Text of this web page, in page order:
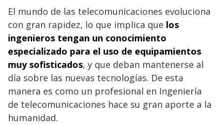
El mundo de las telecomunicaciones evoluciona
con gran rapidez, lo que implica que los
ingenieros tengan un conocimiento
especializado para el uso de equipamientos
muy sofisticados, y que deban mantenerse al
día sobre las nuevas tecnologías. De esta
manera es como un profesional en Ingeniería
de telecomunicaciones hace su gran aporte a la
humanidad.